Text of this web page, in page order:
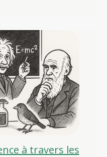
à travers les